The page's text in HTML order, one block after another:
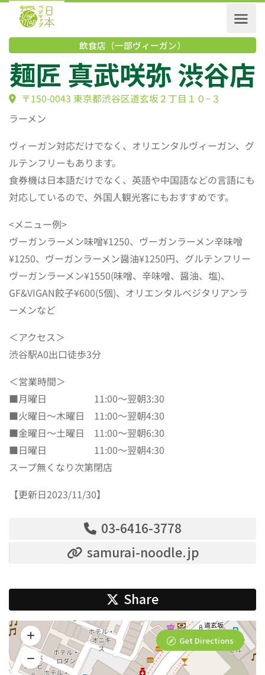
飲食店（一部ヴィーガン）
麺匠 真武咲弥 渋谷
〒150-0043 東京都渋谷区道玄坂２丁目１０−３
ラーメン
ヴィーガン対応だけでなく、オリエンタルヴィーガン、グ
ルテンフリーもあります。
食券機は日本語だけでなく、英語や中国語などの言語にも
対応しているので、外国人観光客にもおすすめです。
<メニュー例>
ヴーガンラーメン味噌¥1250、ヴーガンラーメン辛味噌
¥1250、ヴーガンラーメン醤油¥1250円、グルテンフリー
ヴーガンラーメン¥1550(味噌、辛味噌、醤油、塩)、
GF&VIGAN餃子¥600(5個)、オリエンタルベジタリアンラ
ーメンなど
＜アクセス＞
渋谷駅A0出口徒歩3分
＜営業時間＞
■月曜日 11:00～翌朝3:30
■火曜日～木曜日 11:00～翌朝4:30
■金曜日～土曜日 11:00～翌朝6:30
■日曜日 11:00～翌朝4:30
スープ無くなり次第閉店
【更新日2023/11/30】
03-6416-3778
samurai-noodle.jp
Share
Get Directions